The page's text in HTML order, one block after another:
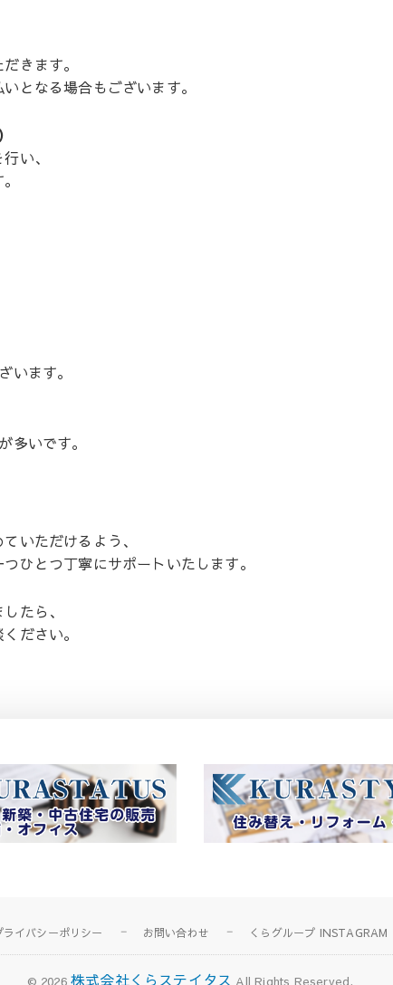
きます。
となる場合もございます。
い、
います。
多いです。
いただけるよう、
ひとつ丁寧にサポートいたします。
たら、
ださい。
ライバシーポリシー お問い合わせ くらグループ INSTAGRAM
© 2026 株式会社くらステイタス All Rights Reserved.